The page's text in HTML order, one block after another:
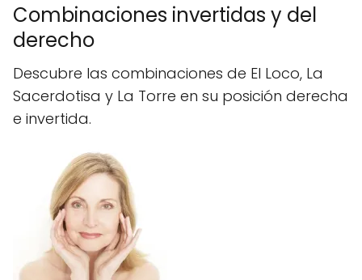
Combinaciones invertidas y del
derecho
Descubre las combinaciones de El Loco, La
Sacerdotisa y La Torre en su posición derecha
e invertida.